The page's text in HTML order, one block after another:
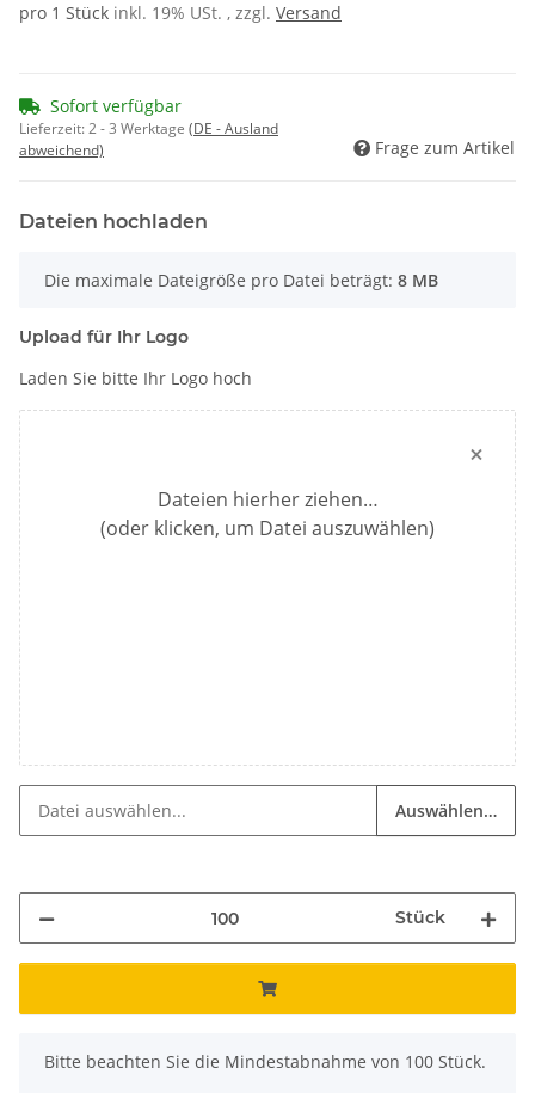
pro 1 Stück inkl. 19% USt. , zzgl. Versand
Sofort verfügbar
Lieferzeit:2 - 3 Werktage (DE - Ausland
abweichend)
Frage zum Artikel
Dateien hochladen
x
Die maximale Dateigröße pro Datei beträgt: 8 MB
Upload für Ihr Logo
Laden Sie bitte Ihr Logo hoch
×
Dateien hierher ziehen…
(oder klicken, um Datei auszuwählen)
Auswählen…
Stück
x
Bitte beachten Sie die Mindestabnahme von 100 Stück.